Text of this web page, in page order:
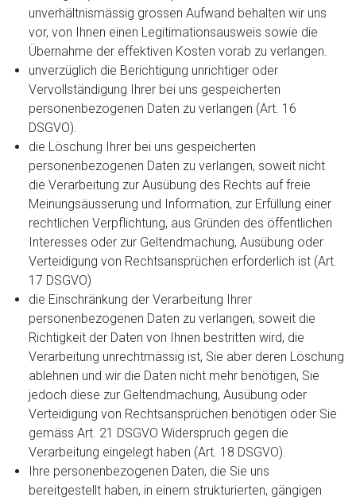
unverhältnismässig grossen Aufwand behalten wir uns
vor, von Ihnen einen Legitimationsausweis sowie die
Übernahme der effektiven Kosten vorab zu verlangen.
unverzüglich die Berichtigung unrichtiger oder
Vervollständigung Ihrer bei uns gespeicherten
personenbezogenen Daten zu verlangen (Art. 16
DSGVO).
die Löschung Ihrer bei uns gespeicherten
personenbezogenen Daten zu verlangen, soweit nicht
die Verarbeitung zur Ausübung des Rechts auf freie
Meinungsäusserung und Information, zur Erfüllung einer
rechtlichen Verpflichtung, aus Gründen des öffentlichen
Interesses oder zur Geltendmachung, Ausübung oder
Verteidigung von Rechtsansprüchen erforderlich ist (Art.
17 DSGVO)
die Einschränkung der Verarbeitung Ihrer
personenbezogenen Daten zu verlangen, soweit die
Richtigkeit der Daten von Ihnen bestritten wird, die
Verarbeitung unrechtmässig ist, Sie aber deren Löschung
ablehnen und wir die Daten nicht mehr benötigen, Sie
jedoch diese zur Geltendmachung, Ausübung oder
Verteidigung von Rechtsansprüchen benötigen oder Sie
gemäss Art. 21 DSGVO Widerspruch gegen die
Verarbeitung eingelegt haben (Art. 18 DSGVO).
Ihre personenbezogenen Daten, die Sie uns
bereitgestellt haben, in einem strukturierten, gängigen